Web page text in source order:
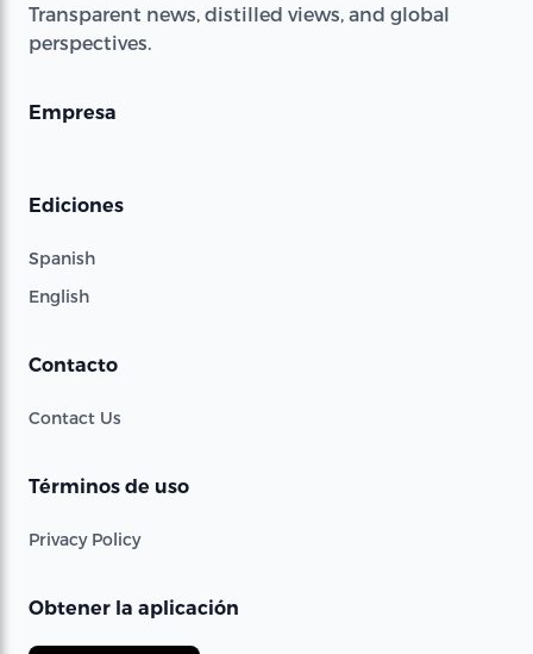
Transparent news, distilled views, and global
perspectives.
Empresa
Ediciones
Spanish
English
Contacto
Contact Us
Términos de uso
Privacy Policy
Obtener la aplicación